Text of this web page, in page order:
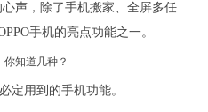
声，除了手机搬家、全屏多任
手机的亮点功能之一。
定用到的手机功能。